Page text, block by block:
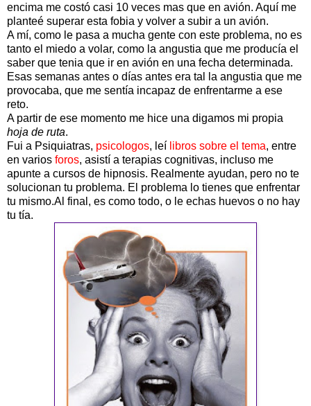
encima me costó casi 10 veces mas que en avión. Aquí me
planteé superar esta fobia y volver a subir a un avión.
A mí, como le pasa a mucha gente con este problema, no es
tanto el miedo a volar, como la angustia que me producía el
saber que tenia que ir en avión en una fecha determinada.
Esas semanas antes o días antes era tal la angustia que me
provocaba, que me sentía incapaz de enfrentarme a ese
reto.
A partir de ese momento me hice una digamos mi propia
hoja de ruta.
Fui a Psiquiatras, psicologos, leí libros sobre el tema, entre
en varios foros, asistí a terapias cognitivas, incluso me
apunte a cursos de hipnosis. Realmente ayudan, pero no te
solucionan tu problema. El problema lo tienes que enfrentar
tu mismo.Al final, es como todo, o le echas huevos o no hay
tu tía.